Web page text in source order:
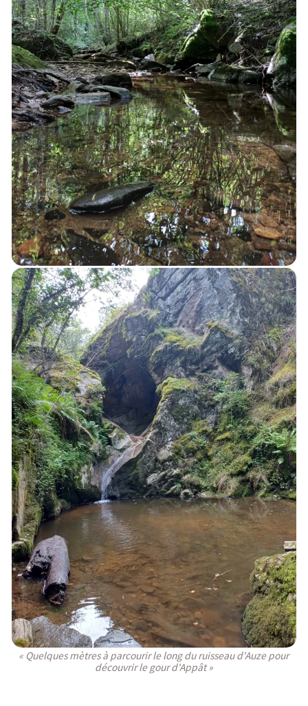
« Quelques mètres à parcourir le long du ruisseau d'Auze pour
découvrir le gour d'Appât »